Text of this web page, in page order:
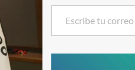
Escribe tu correo electrónico…